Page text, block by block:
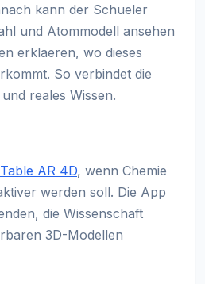
kann der Schueler
und Atommodell ansehen
erklaeren, wo dieses
So verbindet die
reales Wissen.
AR 4D, wenn Chemie
werden soll. Die App
die Wissenschaft
3D-Modellen